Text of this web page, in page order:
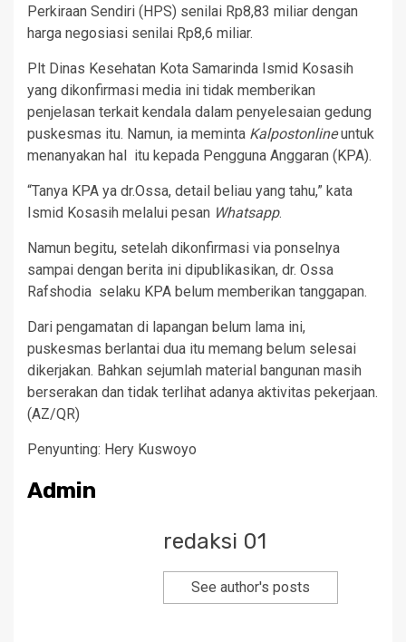
Perkiraan Sendiri (HPS) senilai Rp8,83 miliar dengan
harga negosiasi senilai Rp8,6 miliar.
Plt Dinas Kesehatan Kota Samarinda Ismid Kosasih
yang dikonfirmasi media ini tidak memberikan
penjelasan terkait kendala dalam penyelesaian gedung
puskesmas itu. Namun, ia meminta Kalpostonlineuntuk
menanyakan hal itu kepada Pengguna Anggaran (KPA).
“Tanya KPA ya dr.Ossa, detail beliau yang tahu,” kata
Ismid Kosasih melalui pesan Whatsapp.
Namun begitu, setelah dikonfirmasi via ponselnya
sampai dengan berita ini dipublikasikan, dr. Ossa
Rafshodia selaku KPA belum memberikan tanggapan.
Dari pengamatan di lapangan belum lama ini,
puskesmas berlantai dua itu memang belum selesai
dikerjakan. Bahkan sejumlah material bangunan masih
berserakan dan tidak terlihat adanya aktivitas pekerjaan.
(AZ/QR)
Penyunting: Hery Kuswoyo
Admin
redaksi 01
See author's posts